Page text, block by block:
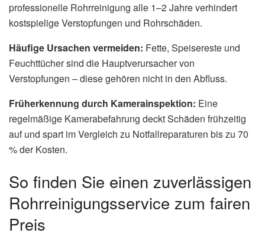
professionelle Rohrreinigung alle 1–2 Jahre verhindert
kostspielige Verstopfungen und Rohrschäden.
Häufige Ursachen vermeiden: Fette, Speisereste und
Feuchttücher sind die Hauptverursacher von
Verstopfungen – diese gehören nicht in den Abfluss.
Früherkennung durch Kamerainspektion: Eine
regelmäßige Kamerabefahrung deckt Schäden frühzeitig
auf und spart im Vergleich zu Notfallreparaturen bis zu 70
% der Kosten.
So finden Sie einen zuverlässigen
Rohrreinigungsservice zum fairen
Preis